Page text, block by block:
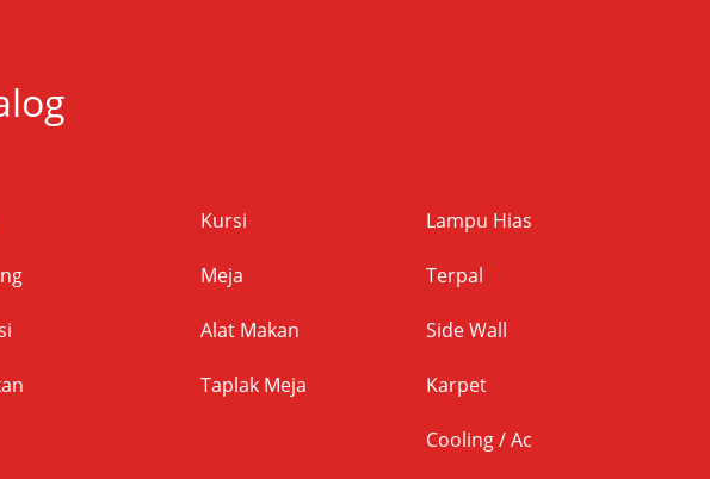
Kursi
Meja
Alat Makan
Taplak Meja
Lampu Hias
Terpal
Side Wall
Karpet
Cooling / Ac